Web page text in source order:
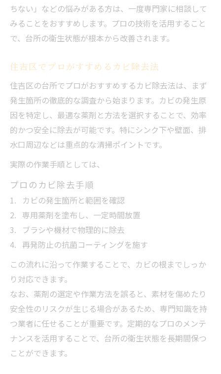
ちない」などの悩みがある方は、一度専門家に相談して
みることをおすすめします。プロの技術を活用すること
で、台所の衛生状態が根本から改善されます。
住吉区でプロがすすめるカビ除去法
住吉区の台所でプロがおすすめするカビ除去法は、まず
発生箇所の徹底的な調査から始まります。カビの発生原
因を特定し、最適な薬剤と方法を選択することで、効率
的かつ安全に除去が可能です。特にシンク下や壁面、排
水口周辺などは重点的な清掃ポイントです。
実際の作業手順としては、
プロのカビ除去手順
カビの発生箇所と範囲を確認
専用薬剤を塗布し、一定時間放置
ブラシや機材で物理的に除去
再発防止の抗菌コーティングを施す
この流れに沿って作業することで、カビの根までしっか
り対応できます。
なお、薬剤の選定や作業方法を誤ると、素材を傷めたり
安全性のリスクが生じる場合があるため、専門知識を持
つ業者に任せることが重要です。定期的なプロのメンテ
ナンスを活用することで、台所の衛生状態を長期間保つ
ことができます。